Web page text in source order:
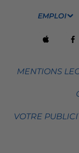
EMPLOI
MENTIONS
VOTRE